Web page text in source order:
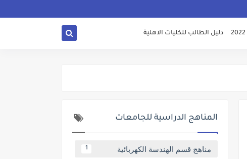
دليل الطالب للكليات الاهلية
المناهج الدراسية للجامعات
مناهج قسم الهندسة الكهربائية 1